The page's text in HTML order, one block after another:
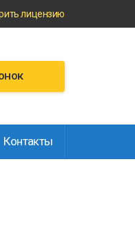
лицензию
Контакты